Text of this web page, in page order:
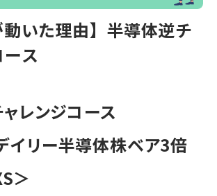
動いた理由】半導体逆チ
ス
レンジコース
リー半導体株ベア3倍
＞